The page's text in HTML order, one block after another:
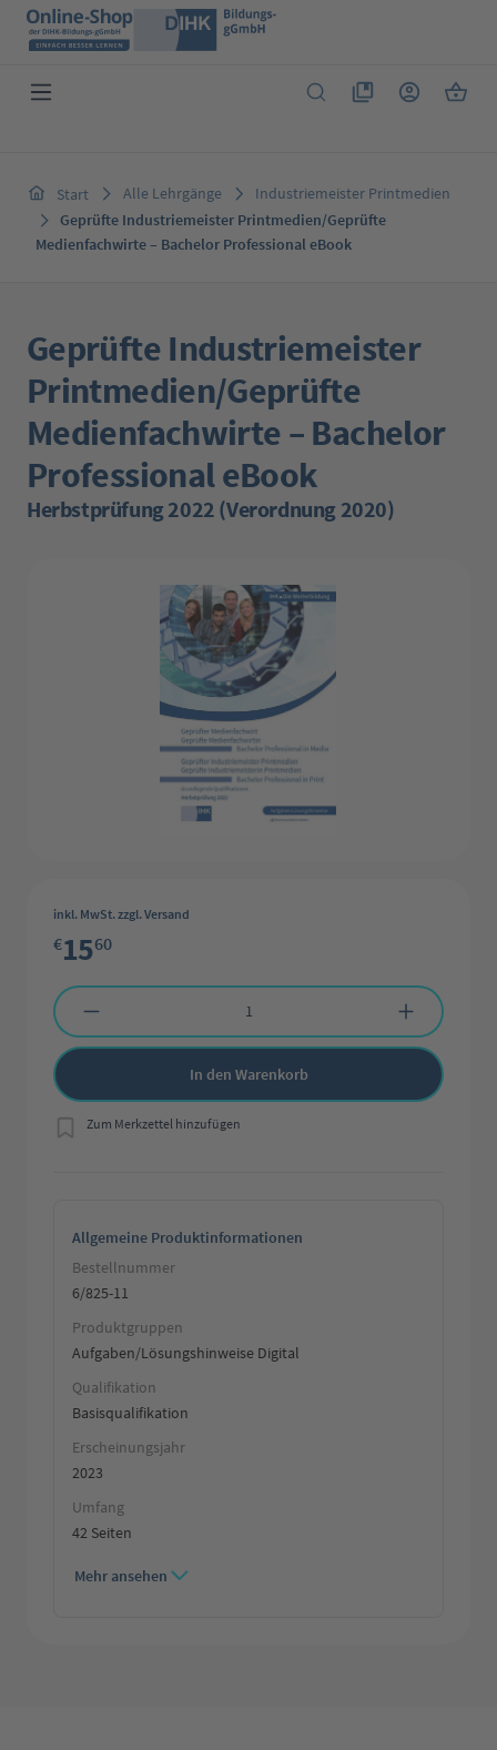
Zum Hauptinhalt springen
Du hast 0 Produkte
Start Alle Lehrgänge
Industriemeister Printmedien
Geprüfte Industriemeister Printmedien/Geprüfte
Medienfachwirte – Bachelor Professional eBook
Geprüfte Industriemeister
Printmedien/Geprüfte
Medienfachwirte – Bachelor
Professional eBook
Herbstprüfung 2022 (Verordnung 2020)
inkl. MwSt. zzgl. Versand
€1560
Produkt Anzahl: Gib den gewünschten Wert ein oder benutze die
In den Warenkorb
Zum Merkzettel hinzufügen
Allgemeine Produktinformationen
Bestellnummer
6/825-11
Produktgruppen
Aufgaben/Lösungshinweise Digital
Qualifikation
Basisqualifikation
Erscheinungsjahr
2023
Umfang
42 Seiten
Mehr ansehen